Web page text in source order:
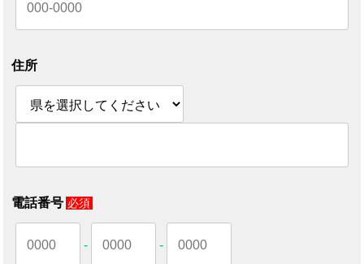
住所
電話番号 必須
- -